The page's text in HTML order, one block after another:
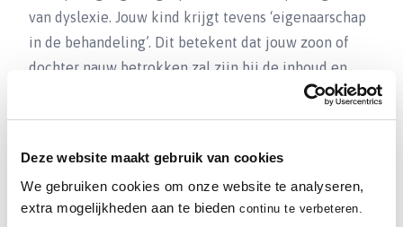
Deze website maakt gebruik van cookies
We gebruiken cookies om onze website te analyseren,
extra mogelijkheden aan te bieden continu te verbeteren.
van dyslexie. Jouw kind krijgt tevens ‘eigenaarschap
in de behandeling’. Dit betekent dat jouw zoon of
dochter nauw betrokken zal zijn bij de inhoud en
belangrijke reden achter: in veel gevallen zijn
beter te zullen worden met lezen en spellen’.
Hierdoor zijn ze minder snel geneigd om te blijven
oefenen, waardoor het lezen en spellen inderdaad